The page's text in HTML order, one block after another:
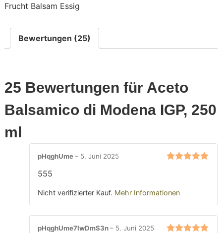
250
Menge
Frucht Balsam Essig
Bewertungen (25)
25 Bewertungen für Aceto
Balsamico di Modena IGP, 250
ml
pHqghUme– 5. Juni 2025
555
Nicht verifizierter Kauf. Mehr Informationen
pHqghUme7lwDmS3n– 5. Juni 2025